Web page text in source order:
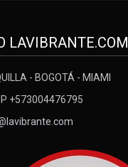
LAVIBRANTE.COM
- BOGOTÁ - MIAMI
+573004476795